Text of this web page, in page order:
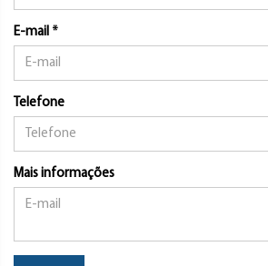
E-mail *
Telefone
Mais informações